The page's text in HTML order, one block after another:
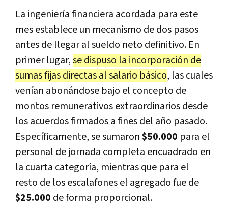
La ingeniería financiera acordada para este
mes establece un mecanismo de dos pasos
antes de llegar al sueldo neto definitivo. En
primer lugar,se dispuso la incorporación de
sumas fijas directas al salario básico, las cuales
venían abonándose bajo el concepto de
montos remunerativos extraordinarios desde
los acuerdos firmados a fines del año pasado.
Específicamente, se sumaron$50.000 para el
personal de jornada completa encuadrado en
la cuarta categoría, mientras que para el
resto de los escalafones el agregado fue de
$25.000 de forma proporcional.